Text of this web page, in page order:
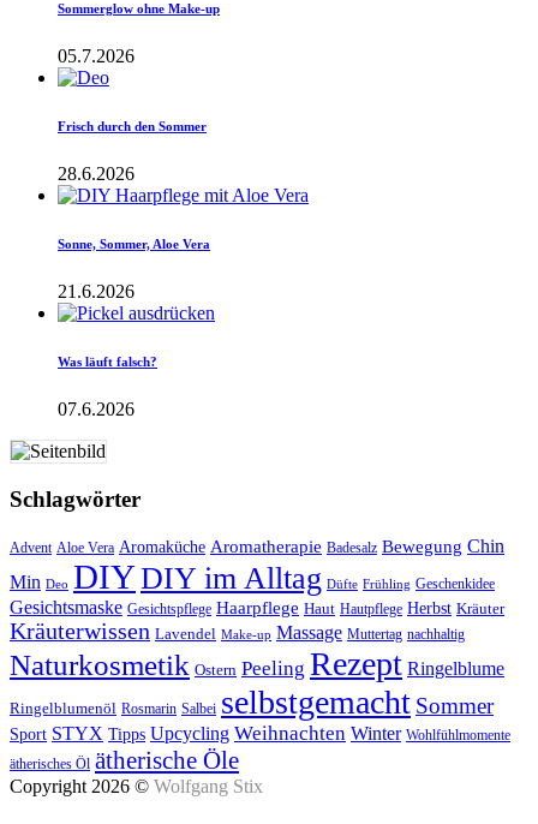
Sommerglow ohne Make-up
05.7.2026
Frisch durch den Sommer
28.6.2026
Sonne, Sommer, Aloe Vera
21.6.2026
Was läuft falsch?
07.6.2026
Schlagwörter
Advent Aloe Vera Aromaküche Aromatherapie Badesalz Bewegung Chin
Min Deo DIYDIY im Alltag Düfte Frühling Geschenkidee
Gesichtsmaske Gesichtspflege Haarpflege Haut Hautpflege Herbst Kräuter
Kräuterwissen Lavendel Make-up Massage Muttertag nachhaltig
Naturkosmetik Ostern Peeling Rezept Ringelblume
Ringelblumenöl Rosmarin Salbei selbstgemacht Sommer
Sport STYX Tipps Upcycling Weihnachten Winter Wohlfühlmomente
ätherisches Öl ätherische Öle
Copyright 2026 © Wolfgang Stix